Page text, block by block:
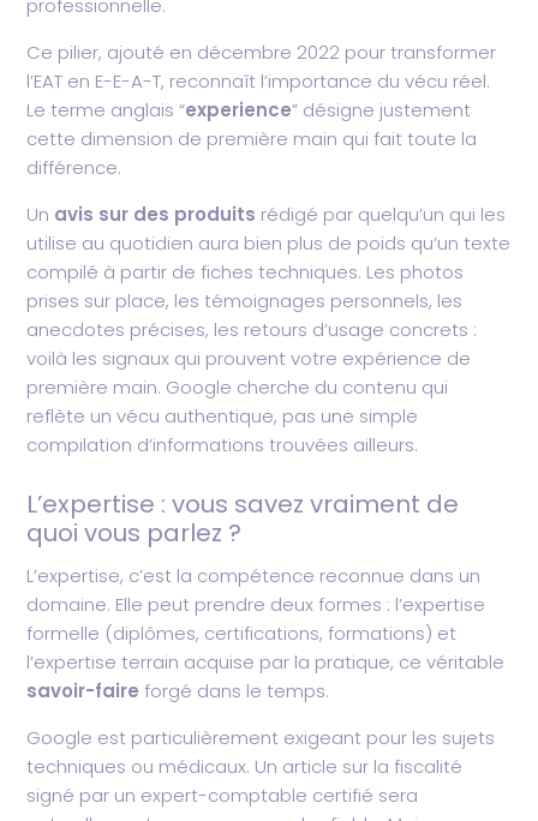
professionnelle.
Ce pilier, ajouté en décembre 2022 pour transformer
l’EAT en E-E-A-T, reconnaît l’importance du vécu réel.
Le terme anglais “experience” désigne justement
cette dimension de première main qui fait toute la
différence.
Un avis sur des produits rédigé par quelqu’un qui les
utilise au quotidien aura bien plus de poids qu’un texte
compilé à partir de fiches techniques. Les photos
prises sur place, les témoignages personnels, les
anecdotes précises, les retours d’usage concrets :
voilà les signaux qui prouvent votre expérience de
première main. Google cherche du contenu qui
reflète un vécu authentique, pas une simple
compilation d’informations trouvées ailleurs.
L’expertise : vous savez vraiment de
quoi vous parlez ?
L’expertise, c’est la compétence reconnue dans un
domaine. Elle peut prendre deux formes : l’expertise
formelle (diplômes, certifications, formations) et
l’expertise terrain acquise par la pratique, ce véritable
savoir-faire forgé dans le temps.
Google est particulièrement exigeant pour les sujets
techniques ou médicaux. Un article sur la fiscalité
signé par un expert-comptable certifié sera